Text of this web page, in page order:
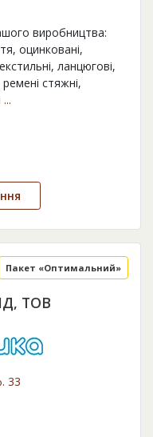
виробництва:
оцинковані,
ланцюгові,
стяжні,
...
ТОВ
Пакет «Оптимальний»
33